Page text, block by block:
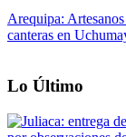
Arequipa:
canteras en
Lo Último